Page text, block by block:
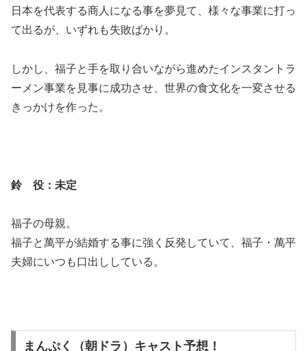
日本を代表する商人になる事を夢見て、様々な事業に打っ
て出るが、いずれも失敗ばかり。
しかし、福子と手を取り合いながら進めたインスタントラ
ーメン事業を見事に成功させ、世界の食文化を一変させる
きっかけを作った。
鈴 役：未定
福子の母親。
福子と萬平が結婚する事に強く反発していて、福子・萬平
夫婦にいつも口出ししている。
まんぷく（朝ドラ）キャスト予想！